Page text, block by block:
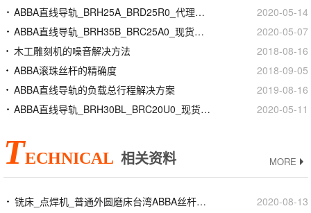
ABBA直线导轨_BRH25A_BRD25R0_代理商正品官网
2020-05-14
ABBA直线导轨_BRH35B_BRC25A0_现货定制加工
2020-05-07
木工雕刻机的噪音解决方法
2018-08-16
ABBA滚珠丝杆的精确度
2018-09-05
ABBA直线导轨的负载总行程解决方案
2019-08-16
ABBA直线导轨_BRH30BL_BRC20U0_现货定制加工
2020-05-11
TECHNICAL 相关资料 MORE
铣床_点焊机_普通外圆磨床台湾ABBA丝杆螺母
2020-08-13